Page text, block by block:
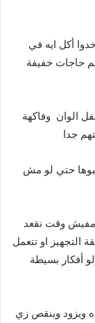
أكل ايه في
حاجات خفيفة
الوان وفاكهة
جدا
حتي لو مش
مفيش وقت نقعد
التجهيز او تتعمل
أفكار بسيطة
ويزود وينقص زي